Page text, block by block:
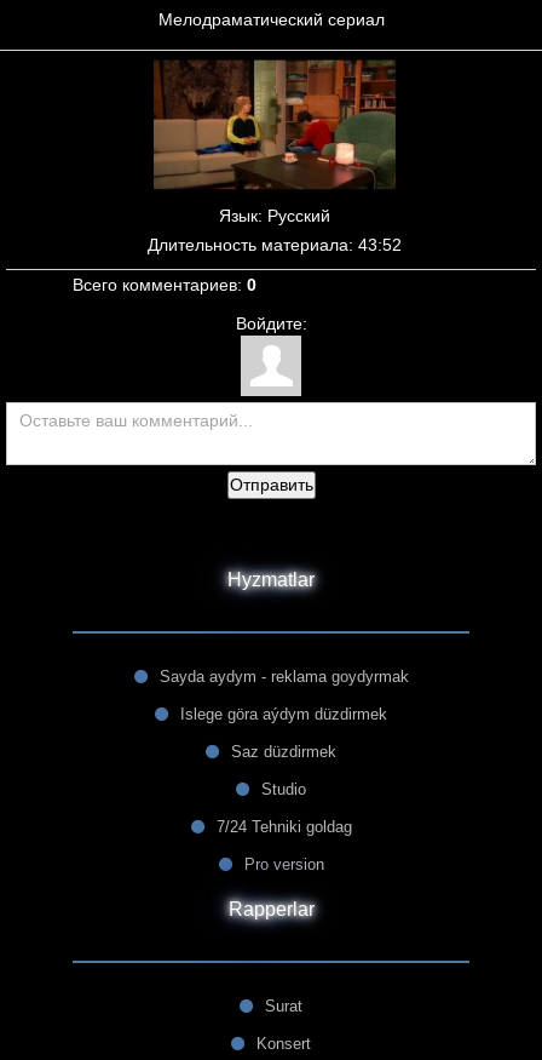
Мелодраматический сериал
Язык: Русский
Длительность материала: 43:52
Всего комментариев: 0
Войдите:
Отправить
Hyzmatlar
Sayda aydym - reklama goydyrmak
Islege göra aýdym düzdirmek
Saz düzdirmek
Studio
7/24 Tehniki goldag
Pro version
Rapperlar
Surat
Konsert